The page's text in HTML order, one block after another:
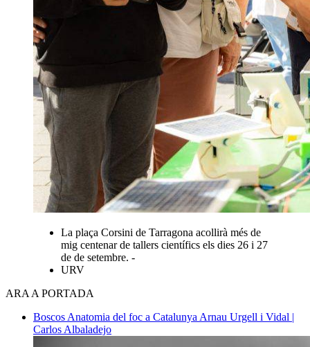
La plaça Corsini de Tarragona acollirà més de
mig centenar de tallers científics els dies 26 i 27
de de setembre. -
URV
ARA A PORTADA
Boscos Anatomia del foc a Catalunya Arnau Urgell i Vidal |
Carlos Albaladejo